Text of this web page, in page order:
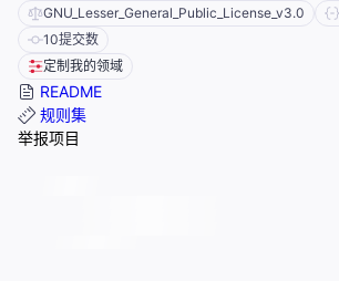
GNU_Lesser_General_Public_License_v3.0
10提交数
定制我的领域
README
规则集
举报项目